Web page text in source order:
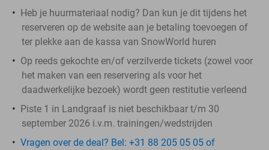
Heb je huurmateriaal nodig? Dan kun je dit tijdens het
reserveren op de website aan je betaling toevoegen of
ter plekke aan de kassa van SnowWorld huren
Op reeds gekochte en/of verzilverde tickets (zowel voor
het maken van een reservering als voor het
daadwerkelijke bezoek) wordt geen restitutie verleend
Piste 1 in Landgraaf is niet beschikbaar t/m 30
september 2026 i.v.m. trainingen/wedstrijden
Vragen over de deal? Bel: +31 88 205 05 05 of